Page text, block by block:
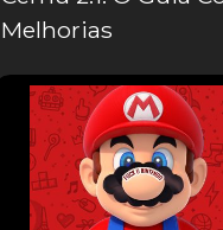
Melhorias